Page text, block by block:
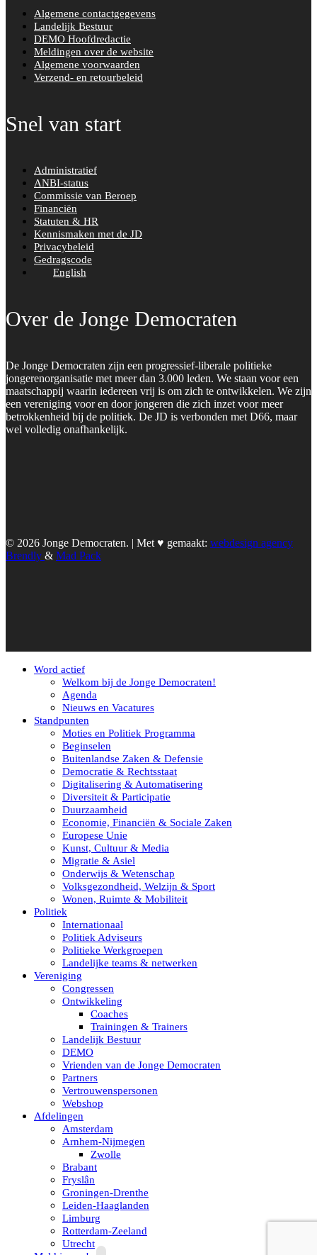
Algemene contactgegevens
Landelijk Bestuur
DEMO Hoofdredactie
Meldingen over de website
Algemene voorwaarden
Verzend- en retourbeleid
Snel van start
Administratief
ANBI-status
Commissie van Beroep
Financiën
Statuten & HR
Kennismaken met de JD
Privacybeleid
Gedragscode
English
Over de Jonge Democraten
De Jonge Democraten zijn een progressief-liberale politieke
jongerenorganisatie met meer dan 3.000 leden. We staan voor een
maatschappij waarin iedereen vrij is om zich te ontwikkelen. We zijn
een vereniging voor en door jongeren die zich inzet voor meer
betrokkenheid bij de politiek. De JD is verbonden met D66, maar
wel volledig onafhankelijk.
© 2026 Jonge Democraten. | Met ♥︎ gemaakt: webdesign agency
Brendly & Mad Pack
Word actief
Welkom bij de Jonge Democraten!
Agenda
Nieuws en Vacatures
Standpunten
Moties en Politiek Programma
Beginselen
Buitenlandse Zaken & Defensie
Democratie & Rechtsstaat
Digitalisering & Automatisering
Diversiteit & Participatie
Duurzaamheid
Economie, Financiën & Sociale Zaken
Europese Unie
Kunst, Cultuur & Media
Migratie & Asiel
Onderwijs & Wetenschap
Volksgezondheid, Welzijn & Sport
Wonen, Ruimte & Mobiliteit
Politiek
Internationaal
Politiek Adviseurs
Politieke Werkgroepen
Landelijke teams & netwerken
Vereniging
Congressen
Ontwikkeling
Coaches
Trainingen & Trainers
Landelijk Bestuur
DEMO
Vrienden van de Jonge Democraten
Partners
Vertrouwenspersonen
Webshop
Afdelingen
Amsterdam
Arnhem-Nijmegen
Zwolle
Brabant
Fryslân
Groningen-Drenthe
Leiden-Haaglanden
Limburg
Rotterdam-Zeeland
Utrecht